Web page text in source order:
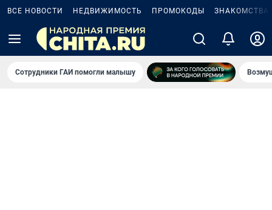
ВСЕ НОВОСТИ НЕДВИЖИМОСТЬ ПРОМОКОДЫ ЗНАКОМСТВА
Сотрудники ГАИ помогли малышу